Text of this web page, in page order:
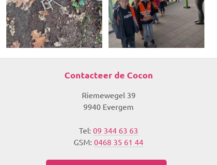
Contacteer de Cocon
Riemewegel 39
9940 Evergem
Tel: 09 344 63 63
GSM: 0468 35 61 44